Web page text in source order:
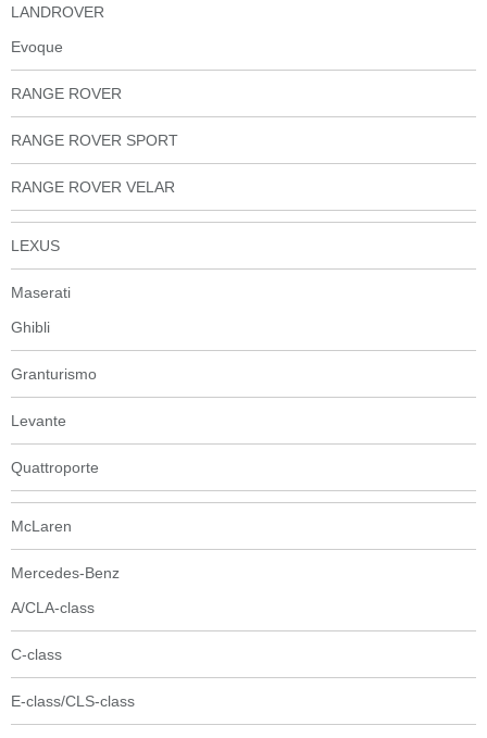
LANDROVER
Evoque
RANGE ROVER
RANGE ROVER SPORT
RANGE ROVER VELAR
LEXUS
Maserati
Ghibli
Granturismo
Levante
Quattroporte
McLaren
Mercedes-Benz
A/CLA-class
C-class
E-class/CLS-class